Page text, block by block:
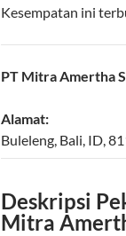
Kesempatan ini
PT Mitra Amertha
Alamat:
Buleleng, Bali, ID,
Deskripsi
Mitra